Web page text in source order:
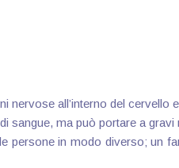
nervose all’interno del
sangue, ma può portare a
persone in modo diverso; un